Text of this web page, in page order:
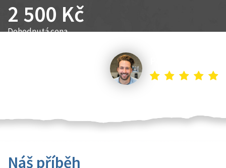
2 500 Kč
Dohodnutá cena
Náš příběh